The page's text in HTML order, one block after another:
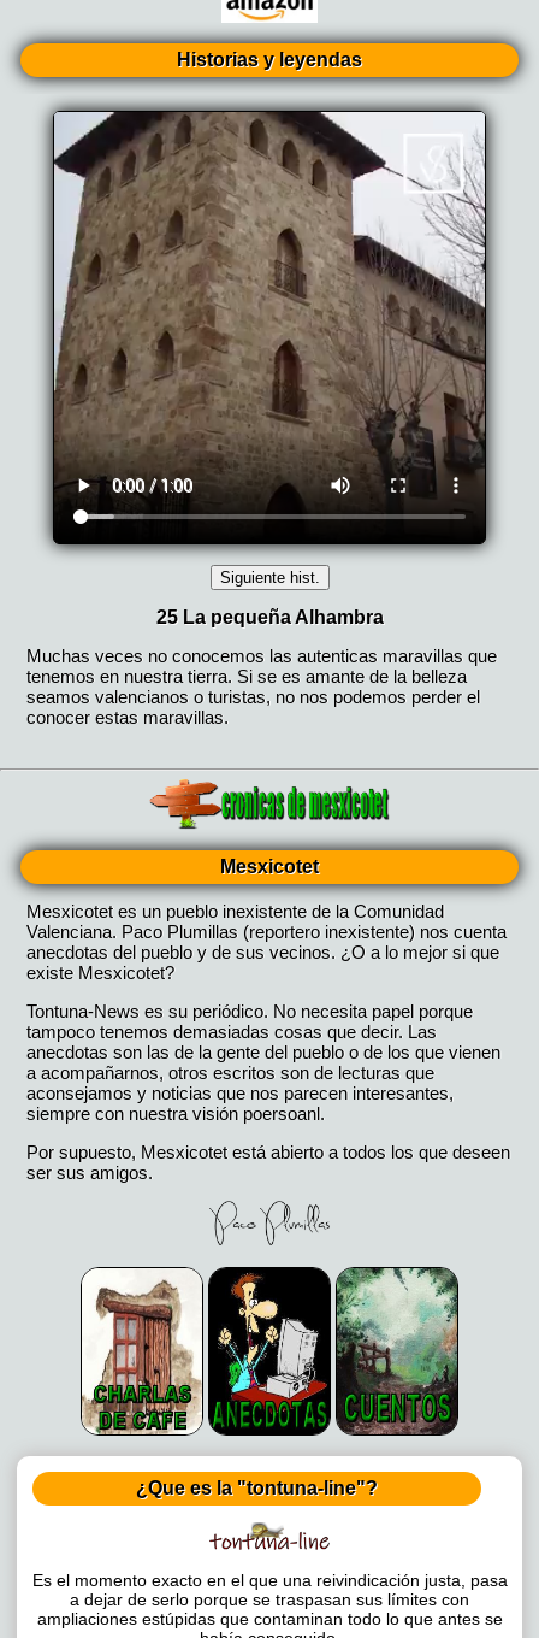
Historias y leyendas
Mesxicotet
Mesxicotet es un pueblo inexistente de la Comunidad
Valenciana. Paco Plumillas (reportero inexistente) nos cuenta
anecdotas del pueblo y de sus vecinos. ¿O a lo mejor si que
existe Mesxicotet?
Tontuna-News es su periódico. No necesita papel porque
tampoco tenemos demasiadas cosas que decir. Las
anecdotas son las de la gente del pueblo o de los que vienen
a acompañarnos, otros escritos son de lecturas que
aconsejamos y noticias que nos parecen interesantes,
siempre con nuestra visión poersoanl.
Por supuesto, Mesxicotet está abierto a todos los que deseen
ser sus amigos.
¿Que es la "tontuna-line"?
Es el momento exacto en el que una reivindicación justa, pasa
a dejar de serlo porque se traspasan sus límites con
ampliaciones estúpidas que contaminan todo lo que antes se